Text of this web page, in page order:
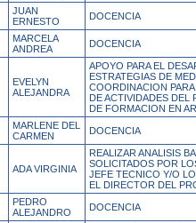
JUAN
ERNESTO
DOCENCIA
MARCELA
ANDREA
DOCENCIA
EVELYN
ALEJANDRA
APOYO PARA EL
ESTRATEGIAS DE
COORDINACION
DE ACTIVIDADES DEL
DE FORMACION EN
MARLENE DEL
CARMEN
DOCENCIA
ADA VIRGINIA
REALIZAR ANALISIS
SOLICITADOS POR
JEFE TECNICO Y/O
EL DIRECTOR DEL
PEDRO
ALEJANDRO
DOCENCIA